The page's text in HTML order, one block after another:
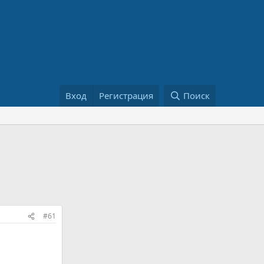
Вход Регистрация Поиск
#61